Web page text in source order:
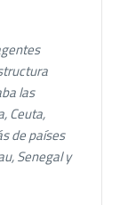
las
Ceuta,
de países
Senegal y